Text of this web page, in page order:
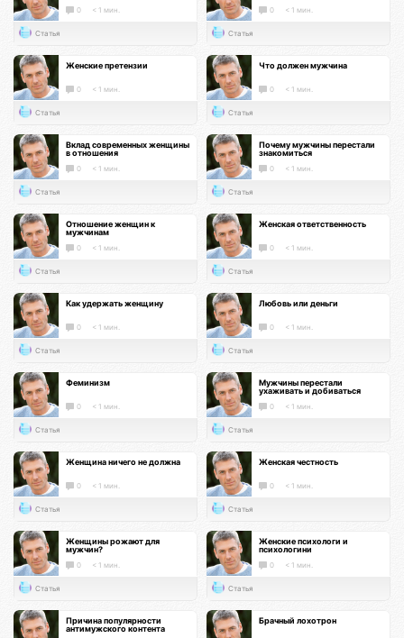
0 < 1 мин.
Статья
0 < 1 мин.
Статья
Женские претензии
0 < 1 мин.
Статья
Что должен мужчина
0 < 1 мин.
Статья
Вклад современных женщины
в отношения
0 < 1 мин.
Статья
Почему мужчины перестали
знакомиться
0 < 1 мин.
Статья
Отношение женщин к
мужчинам
0 < 1 мин.
Статья
Женская ответственность
0 < 1 мин.
Статья
Как удержать женщину
0 < 1 мин.
Статья
Любовь или деньги
0 < 1 мин.
Статья
Феминизм
0 < 1 мин.
Статья
Мужчины перестали
ухаживать и добиваться
0 < 1 мин.
Статья
Женщина ничего не должна
0 < 1 мин.
Статья
Женская честность
0 < 1 мин.
Статья
Женщины рожают для
мужчин?
0 < 1 мин.
Статья
Женские психологи и
психологини
0 < 1 мин.
Статья
Причина популярности
антимужского контента
Брачный лохотрон